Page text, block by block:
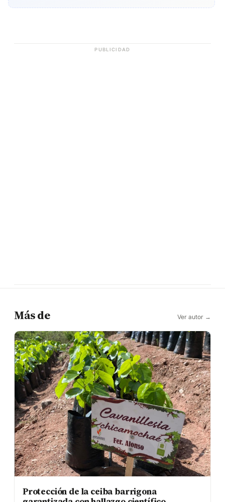
PUBLICIDAD
Más de Ver autor →
Protección de la ceiba barrigona